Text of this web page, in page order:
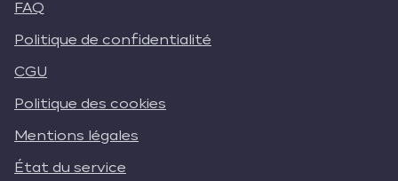
FAQ
Politique de confidentialité
CGU
Politique des cookies
Mentions légales
État du service